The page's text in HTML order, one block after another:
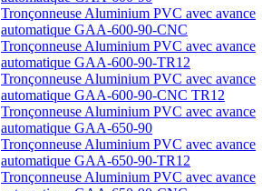
Tronçonneuse Aluminium PVC avec avance
automatique GAA-600-90-CNC
Tronçonneuse Aluminium PVC avec avance
automatique GAA-600-90-TR12
Tronçonneuse Aluminium PVC avec avance
automatique GAA-600-90-CNC TR12
Tronçonneuse Aluminium PVC avec avance
automatique GAA-650-90
Tronçonneuse Aluminium PVC avec avance
automatique GAA-650-90-TR12
Tronçonneuse Aluminium PVC avec avance